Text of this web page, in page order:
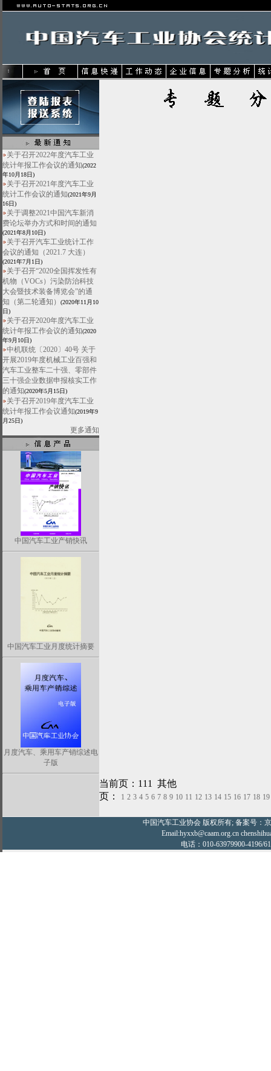
关于召开2022年度汽车工业
统计年报工作会议的通知(2022
年10月18日)
关于召开2021年度汽车工业
统计工作会议的通知(2021年9月
16日)
关于调整2021中国汽车新消
费论坛举办方式和时间的通知
(2021年8月10日)
关于召开汽车工业统计工作
会议的通知（2021.7 大连）
(2021年7月1日)
关于召开“2020全国挥发性有
机物（VOCs）污染防治科技
大会暨技术装备博览会”的通
知（第二轮通知）
(2020年11月10
日)
关于召开2020年度汽车工业
统计年报工作会议的通知(2020
年9月10日)
中机联统〔2020〕40号 关于
开展2019年度机械工业百强和
汽车工业整车二十强、零部件
三十强企业数据申报核实工作
的通知(2020年5月15日)
关于召开2019年度汽车工业
统计年报工作会议通知(2019年9
月25日)
更多通知
中国汽车工业产销快讯
中国汽车工业月度统计摘要
月度汽车、乘用车产销综述电
子版
当前页：111 其他
页：
1 2 3 4 5 6 7 8 9 10 11 12 13 14 15 16 17 18 19
中国汽车工业协会 版权所有; 备案号：
Email:hyxxb@caam.org.cn
电话：010-63979900-4196/